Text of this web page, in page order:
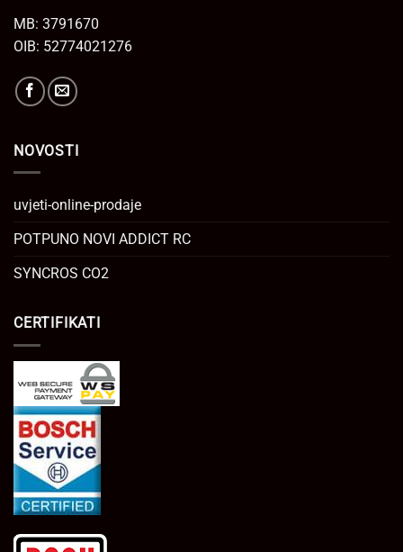
MB: 3791670
OIB: 52774021276
NOVOSTI
uvjeti-online-prodaje
POTPUNO NOVI ADDICT RC
SYNCROS CO2
CERTIFIKATI